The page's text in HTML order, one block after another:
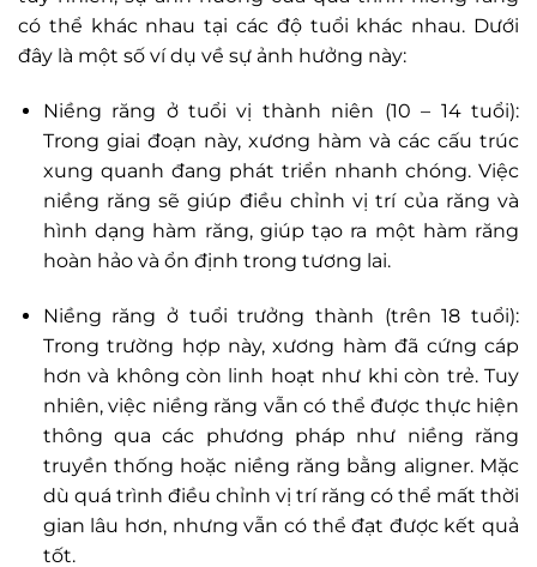
có thể khác nhau tại các độ tuổi khác nhau. Dưới
đây là một số ví dụ về sự ảnh hưởng này:
Niềng răng ở tuổi vị thành niên (10 – 14 tuổi):
Trong giai đoạn này, xương hàm và các cấu trúc
xung quanh đang phát triển nhanh chóng. Việc
niềng răng sẽ giúp điều chỉnh vị trí của răng và
hình dạng hàm răng, giúp tạo ra một hàm răng
hoàn hảo và ổn định trong tương lai.
Niềng răng ở tuổi trưởng thành (trên 18 tuổi):
Trong trường hợp này, xương hàm đã cứng cáp
hơn và không còn linh hoạt như khi còn trẻ. Tuy
nhiên, việc niềng răng vẫn có thể được thực hiện
thông qua các phương pháp như niềng răng
truyền thống hoặc niềng răng bằng aligner. Mặc
dù quá trình điều chỉnh vị trí răng có thể mất thời
gian lâu hơn, nhưng vẫn có thể đạt được kết quả
tốt.